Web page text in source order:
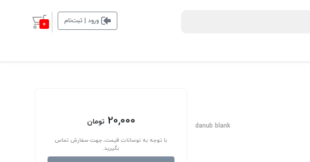
ورود | ثبت‌نام 0
danub blank
20,000 تومان
با توجه به نوسانات قیمت، جهت سفارش تماس
بگیرید.